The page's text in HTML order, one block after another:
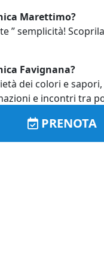
Marettimo?
” semplicità!
Favignana?
dei colori e
e incontri tra
PRENOTA